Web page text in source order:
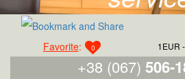
Favorite: 0 1EUR
+38 (067) 506-